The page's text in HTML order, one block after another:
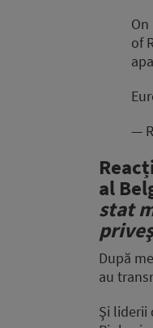
of
—
al
stat
După
au
Şi liderii